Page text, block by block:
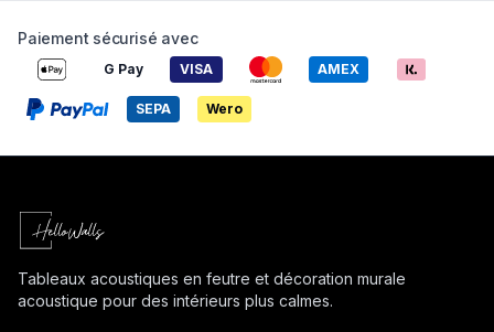
Paiement sécurisé avec
G Pay VISA AMEX
SEPA Wero
Tableaux acoustiques en feutre et décoration murale
acoustique pour des intérieurs plus calmes.